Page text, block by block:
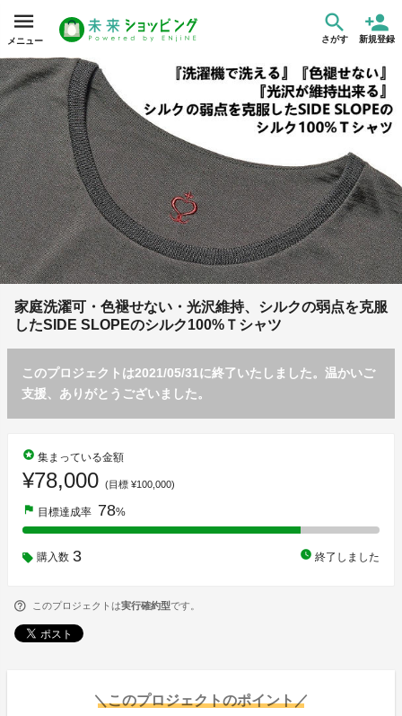
メニュー さがす 新規登録
家庭洗濯可・色褪せない・光沢維持、シルクの弱点を克服
したSIDE SLOPEのシルク100%Ｔシャツ
このプロジェクトは2021/05/31に終了いたしました。温かいご
支援、ありがとうございました。
stars 集まっている金額
¥78,000 (目標 ¥100,000)
flag 目標達成率 78%
購入数 3 watch_later 終了しました
このプロジェクトは実行確約型です。
＼このプロジェクトのポイント／